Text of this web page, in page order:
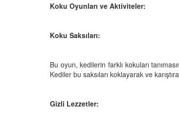
Koku Oyunları ve Aktiviteler:
Koku Saksıları:
Bu oyun, kedilerin farklı kokuları
Kediler bu saksıları koklayarak ve
Gizli Lezzetler: